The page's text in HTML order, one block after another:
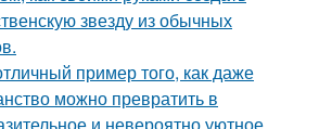
звезду из обычных
пример того, как даже
можно превратить в